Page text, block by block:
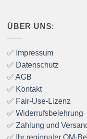
ÜBER UNS:
✅ Impressum
✅ Datenschutz
✅ AGB
✅ Kontakt
✅ Fair-Use-Lizenz
✅ Widerrufsbelehrung
✅ Zahlung und
✅
Ihr regionaler QM-